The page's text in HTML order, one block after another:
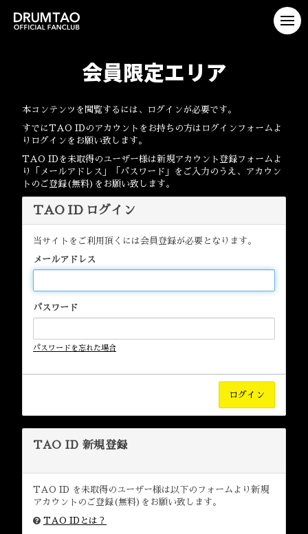
会員限定エリア
本コンテンツを閲覧するには、ログインが必要です。
すでにTAO IDのアカウントをお持ちの方はログインフォームよ
りログインをお願い致します。
TAO IDを未取得のユーザー様は新規アカウント登録フォームよ
り「メールアドレス」「パスワード」をご入力のうえ、アカウン
トのご登録(無料)をお願い致します。
TAO ID ログイン
当サイトをご利用頂くには会員登録が必要となります。
メールアドレス
パスワード
パスワードを忘れた場合
TAO ID 新規登録
TAO ID を未取得のユーザー様は以下のフォームより新規
アカウントのご登録(無料)をお願い致します。
TAO IDとは？